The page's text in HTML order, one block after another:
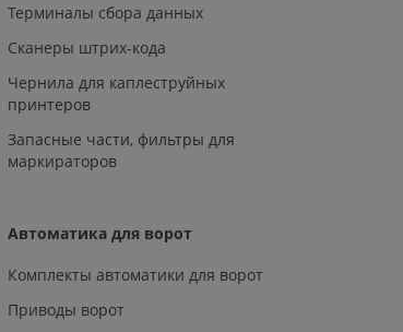
Терминалы сбора данных
Сканеры штрих-кода
Чернила для каплеструйных
принтеров
Запасные части, фильтры для
маркираторов
Автоматика для ворот
Комплекты автоматики для ворот
Приводы ворот